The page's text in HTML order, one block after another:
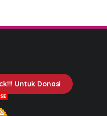
Untuk Donasi